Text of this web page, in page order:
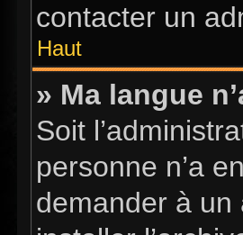
contacter un
Haut
» Ma langue
Soit
personne n’a
demander à un